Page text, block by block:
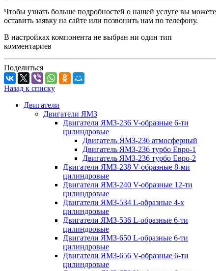
Чтобы узнать больше подробностей о нашей услуге вы можете
оставить заявку на сайте или позвонить нам по телефону.
В настройках компонента не выбран ни один тип
комментариев
Поделиться
Назад к списку
Двигатели
Двигатели ЯМЗ
Двигатели ЯМЗ-236 V-образные 6-ти
цилиндровые
Двигатель ЯМЗ-236 атмосферный
Двигатель ЯМЗ-236 турбо Евро-1
Двигатель ЯМЗ-236 турбо Евро-2
Двигатели ЯМЗ-238 V-образные 8-ми
цилиндровые
Двигатели ЯМЗ-240 V-образные 12-ти
цилиндровые
Двигатели ЯМЗ-534 L-образные 4-х
цилиндровые
Двигатели ЯМЗ-536 L-образные 6-ти
цилиндровые
Двигатели ЯМЗ-650 L-образные 6-ти
цилиндровые
Двигатели ЯМЗ-656 V-образные 6-ти
цилиндровые